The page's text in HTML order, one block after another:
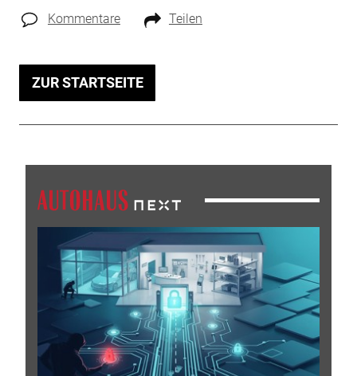
Kommentare Teilen
ZUR STARTSEITE